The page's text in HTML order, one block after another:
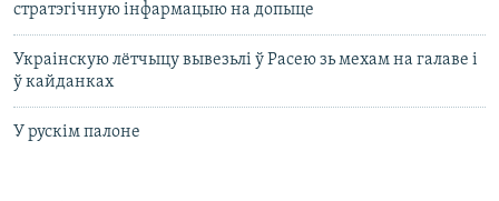
стратэгічную інфармацыю на допыце
Украінскую лётчыцу вывезьлі ў Расею зь мехам на галаве і
ў кайданках
У рускім палоне